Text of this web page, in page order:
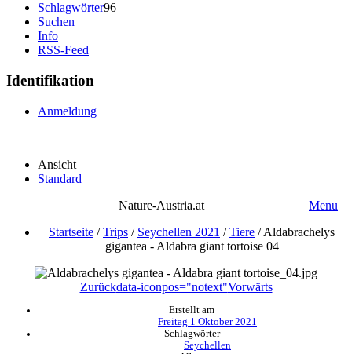
Schlagwörter96
Suchen
Info
RSS-Feed
Identifikation
Anmeldung
Ansicht
Standard
Nature-Austria.at
Menu
Startseite /Trips / Seychellen 2021 /Tiere /Aldabrachelys
gigantea - Aldabra giant tortoise 04
Zurückdata-iconpos="notext"Vorwärts
Erstellt am
Freitag 1 Oktober 2021
Schlagwörter
Seychellen